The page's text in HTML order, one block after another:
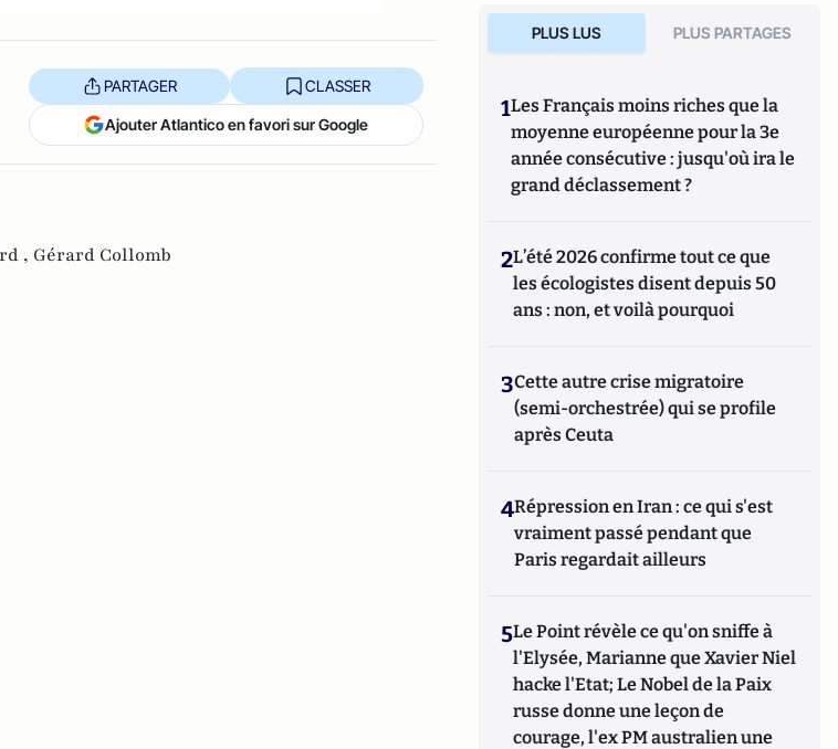
PARTAGER CLASSER
Ajouter Atlantico en favori sur Google
, Gérard Collomb
depuis 2007.PLUS LUS PLUS PARTAGES
1Les Français moins riches que la
moyenne européenne pour la 3e
année consécutive : jusqu'où ira le
grand déclassement ?
2L’été 2026 confirme tout ce que
les écologistes disent depuis 50
ans : non, et voilà pourquoi
3Cette autre crise migratoire
(semi-orchestrée) qui se profile
après Ceuta
4Répression en Iran : ce qui s'est
vraiment passé pendant que
Paris regardait ailleurs
5Le Point révèle ce qu'on sniffe à
l'Elysée, Marianne que Xavier Niel
hacke l'Etat; Le Nobel de la Paix
russe donne une leçon de
courage, l'ex PM australien une